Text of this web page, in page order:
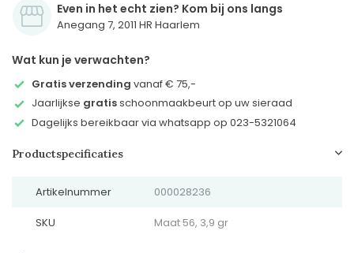
Even in het echt zien? Kom bij ons langs
Anegang 7, 2011 HR Haarlem
Wat kun je verwachten?
Gratis verzending vanaf € 75,-
Jaarlijkse gratisschoonmaakbeurt op uw sieraad
Dagelijks bereikbaar via whatsapp op 023-5321064
Productspecificaties
Artikelnummer 000028236
SKU Maat 56, 3,9 gr